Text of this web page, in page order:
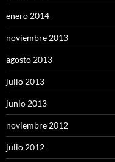
enero 2014
noviembre 2013
agosto 2013
julio 2013
junio 2013
noviembre 2012
julio 2012